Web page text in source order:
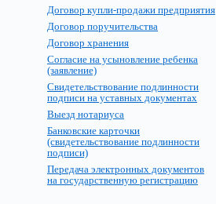
Договор купли-продажи предприятия
Договор поручительства
Договор хранения
Согласие на усыновление ребенка
(заявление)
Свидетельствование подлинности
подписи на уставных документах
Выезд нотариуса
Банковские карточки
(свидетельствование подлинности
подписи)
Передача электронных документов
на государственную регистрацию